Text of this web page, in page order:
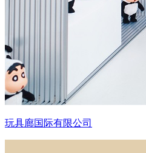
玩具廊国际有限公司